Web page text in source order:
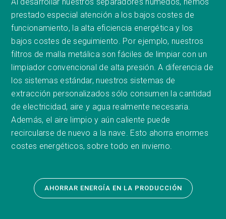
prestado especial atención a los bajos costes de
funcionamiento, la alta eficiencia energética y los
bajos costes de seguimiento. Por ejemplo, nuestros
filtros de malla metálica son fáciles de limpiar con un
limpiador convencional de alta presión. A diferencia de
los sistemas estándar, nuestros sistemas de
extracción personalizados sólo consumen la cantidad
de electricidad, aire y agua realmente necesaria.
Además, el aire limpio y aún caliente puede
recircularse de nuevo a la nave. Esto ahorra enormes
costes energéticos, sobre todo en invierno.
AHORRAR ENERGÍA EN LA PRODUCCIÓN